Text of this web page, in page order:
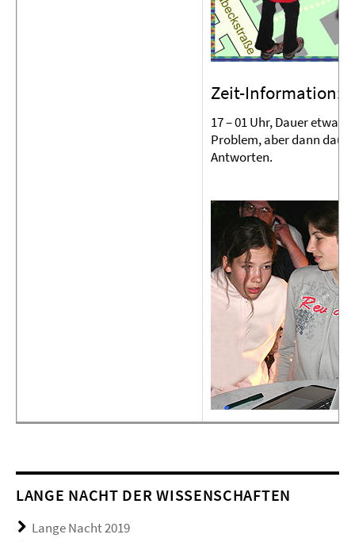
Zeit-Information:
17 – 01 Uhr, Dauer etwa
Problem, aber dann
Antworten.
LANGE NACHT DER WISSENSCHAFTEN
Lange Nacht 2019